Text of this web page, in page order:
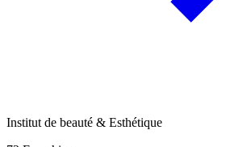
Institut de beauté & Esthétique